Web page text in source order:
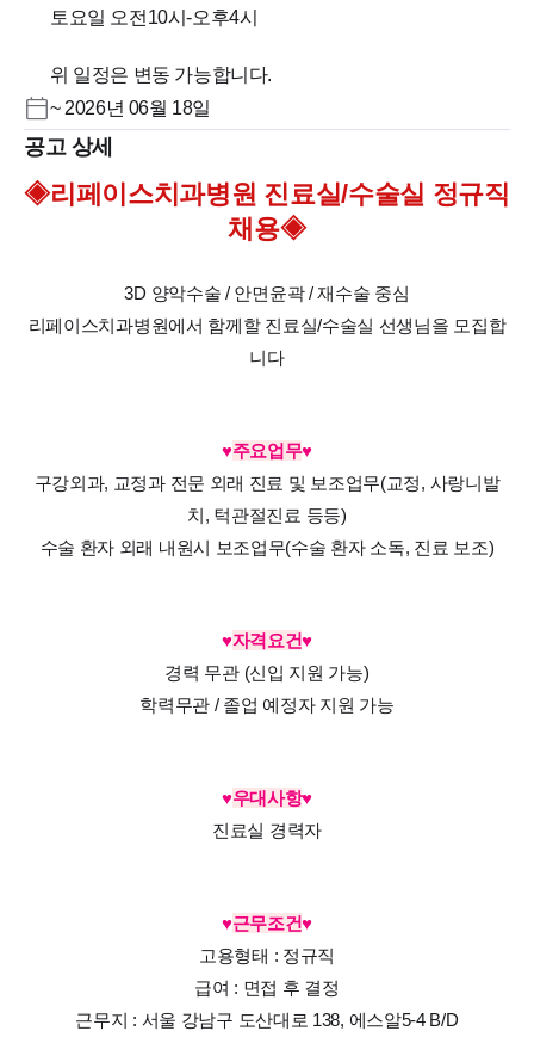
토요일 오전10시-오후4시
위 일정은 변동 가능합니다.
~ 2026년 06월 18일
공고 상세
◈리페이스치과병원 진료실/수술실 정규직
채용◈
3D 양악수술 / 안면윤곽 / 재수술 중심
리페이스치과병원에서 함께할 진료실/수술실 선생님을 모집합
니다
♥주요업무♥
구강외과, 교정과 전문 외래 진료 및 보조업무(교정, 사랑니발
치, 턱관절진료 등등)
수술 환자 외래 내원시 보조업무(수술 환자 소독, 진료 보조)
♥자격요건♥
경력 무관 (신입 지원 가능)
학력무관 / 졸업 예정자 지원 가능
♥우대사항♥
진료실 경력자
♥근무조건♥
고용형태 : 정규직
급여 : 면접 후 결정
근무지 : 서울 강남구 도산대로 138, 에스알5-4 B/D